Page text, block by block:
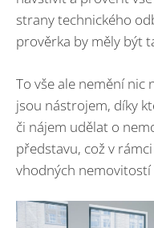
strany technického
prověrka by měly být
To vše ale nemění
jsou nástrojem, díky
či nájem udělat o
představu, což v
vhodných nemovitostí